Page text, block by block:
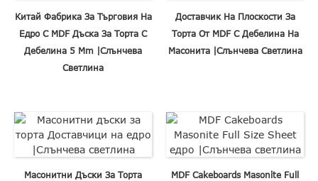
Китай Фабрика За Търговия На
Едро С MDF Дъска За Торта С
Дебелина 5 Mm |Слънчева
Светлина
Доставчик На Плоскости За
Торта От MDF С Дебелина На
Масонита |Слънчева Светлина
Масонитни Дъски За Торта
MDF Cakeboards Masonite Full